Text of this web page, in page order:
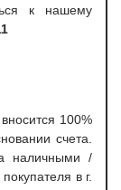
к нашему
100%
счета.
наличными /
в г.